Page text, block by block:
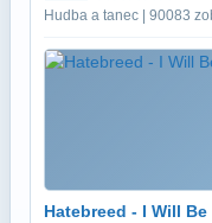
Hudba a tanec | 90083
Hatebreed - I Will Be